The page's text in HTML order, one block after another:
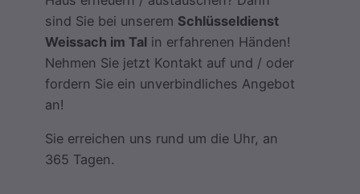
sind Sie bei unserem Schlüsseldienst
Weissach im Tal in erfahrenen Händen!
Nehmen Sie jetzt Kontakt auf und / oder
fordern Sie ein unverbindliches Angebot
an!
Sie erreichen uns rund um die Uhr, an
365 Tagen.